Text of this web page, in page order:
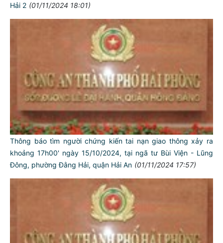
Hải 2 (01/11/2024 18:01)
Thông báo tìm người chứng kiến tai nạn giao thông xảy ra
khoảng 17h00' ngày 15/10/2024, tại ngã tư Bùi Viện - Lũng
Đông, phường Đằng Hải, quận Hải An (01/11/2024 17:57)